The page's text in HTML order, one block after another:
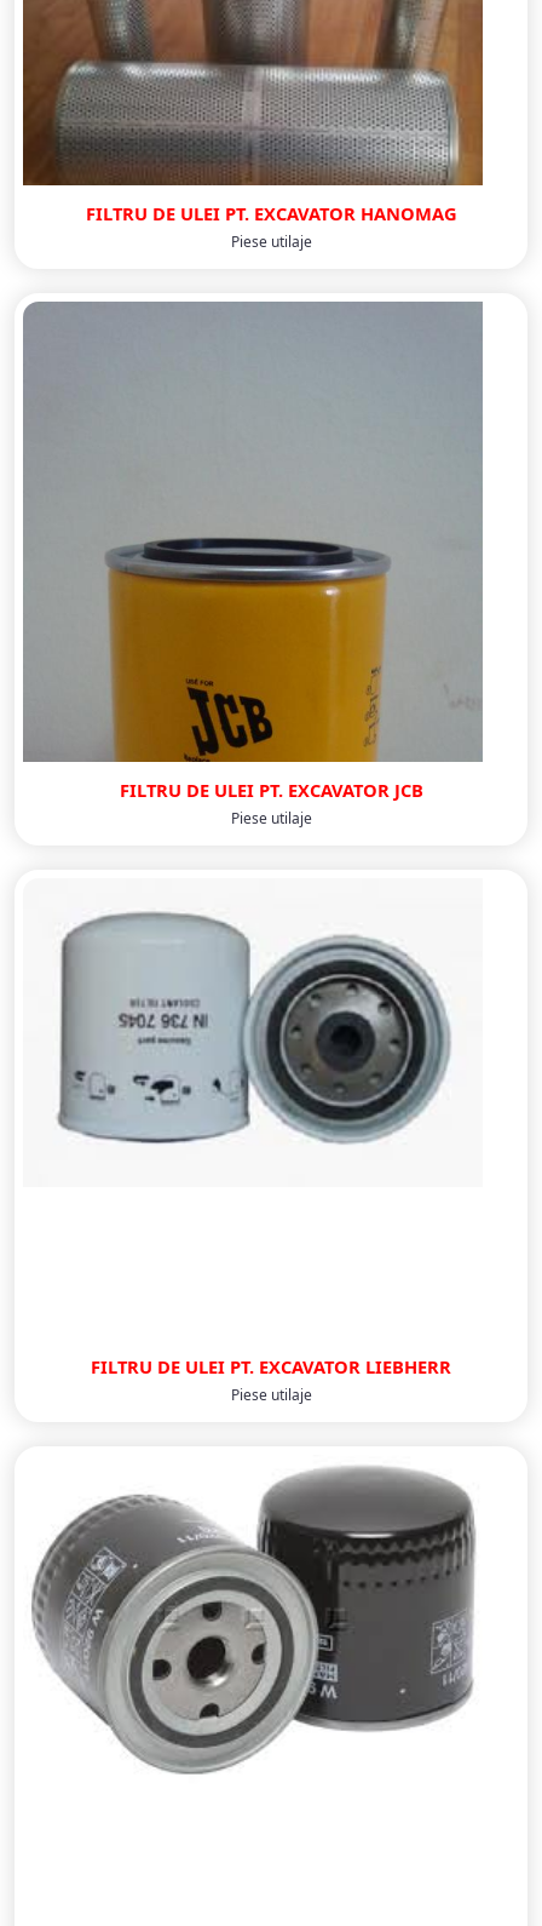
FILTRU DE ULEI PT. EXCAVATOR HANOMAG
Piese utilaje
FILTRU DE ULEI PT. EXCAVATOR JCB
Piese utilaje
FILTRU DE ULEI PT. EXCAVATOR LIEBHERR
Piese utilaje